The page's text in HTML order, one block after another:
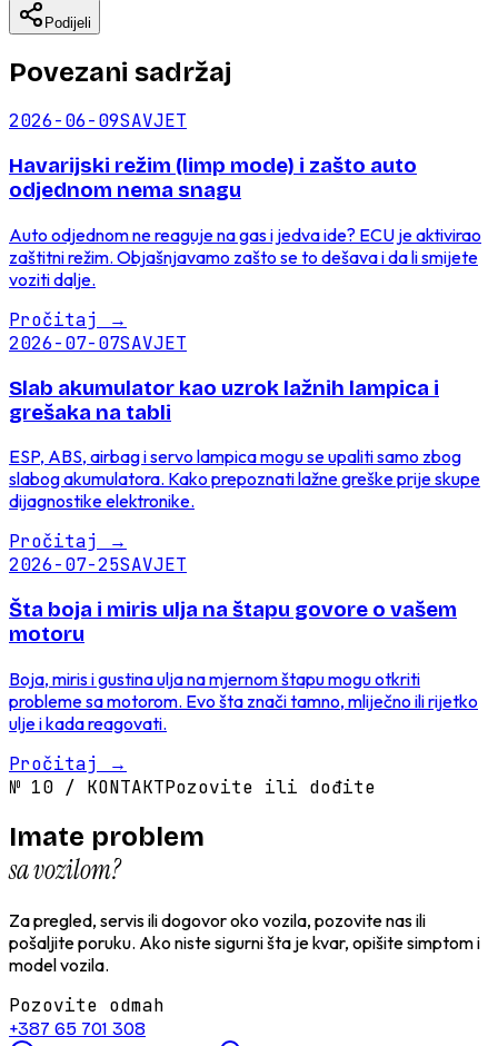
Podijeli
Povezani sadržaj
2026-06-09SAVJET
Havarijski režim (limp mode) i zašto auto
odjednom nema snagu
Auto odjednom ne reaguje na gas i jedva ide? ECU je aktivirao
zaštitni režim. Objašnjavamo zašto se to dešava i da li smijete
voziti dalje.
Pročitaj →
2026-07-07SAVJET
Slab akumulator kao uzrok lažnih lampica i
grešaka na tabli
ESP, ABS, airbag i servo lampica mogu se upaliti samo zbog
slabog akumulatora. Kako prepoznati lažne greške prije skupe
dijagnostike elektronike.
Pročitaj →
2026-07-25SAVJET
Šta boja i miris ulja na štapu govore o vašem
motoru
Boja, miris i gustina ulja na mjernom štapu mogu otkriti
probleme sa motorom. Evo šta znači tamno, mliječno ili rijetko
ulje i kada reagovati.
Pročitaj →
№ 10 / KONTAKTPozovite ili dođite
Imate problem
sa vozilom?
Za pregled, servis ili dogovor oko vozila, pozovite nas ili
pošaljite poruku. Ako niste sigurni šta je kvar, opišite simptom i
model vozila.
Pozovite odmah
+387 65 701 308